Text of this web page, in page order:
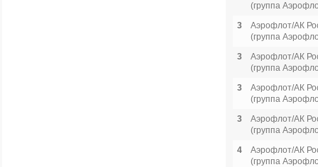
(группа
3
Аэрофлот/АК
(группа
3
Аэрофлот/АК
(группа
3
Аэрофлот/АК
(группа
3
Аэрофлот/АК
(группа
4
Аэрофлот/АК
(группа